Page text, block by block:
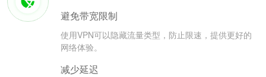
避免带宽限制
使用VPN可以隐藏流量类型，防止限速，提供更好的
网络体验。
减少延迟